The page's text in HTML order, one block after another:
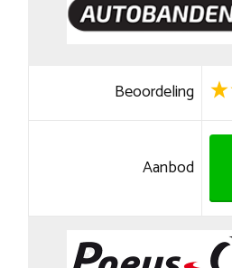
Beoordeling
Aanbod